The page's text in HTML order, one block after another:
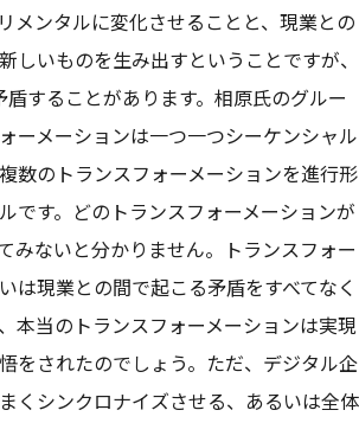
メンタルに変化させることと、現業との
しいものを生み出すということですが、
盾することがあります。相原氏のグルー
ーメーションは一つ一つシーケンシャル
数のトランスフォーメーションを進行形
です。どのトランスフォーメーションが
みないと分かりません。トランスフォー
は現業との間で起こる矛盾をすべてなく
本当のトランスフォーメーションは実現
をされたのでしょう。ただ、デジタル企
くシンクロナイズさせる、あるいは全体